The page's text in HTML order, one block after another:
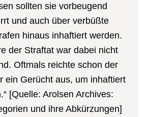
sollten sie vorbeugend
und auch über verbüßte
hinaus inhaftiert werden.
der Straftat war dabei nicht
Oftmals reichte schon der
ein Gerücht aus, um inhaftiert
[Quelle: Arolsen Archives:
und ihre Abkürzungen]